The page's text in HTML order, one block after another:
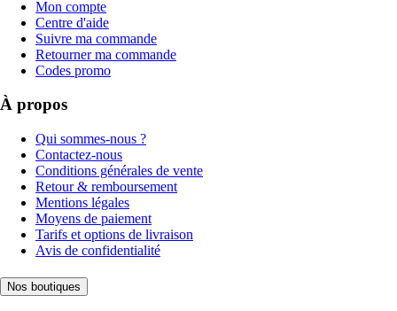
Mon compte
Centre d'aide
Suivre ma commande
Retourner ma commande
Codes promo
À propos
Qui sommes-nous ?
Contactez-nous
Conditions générales de vente
Retour & remboursement
Mentions légales
Moyens de paiement
Tarifs et options de livraison
Avis de confidentialité
Nos boutiques